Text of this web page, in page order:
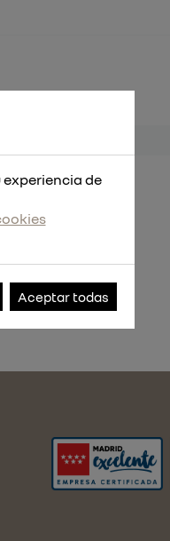
experiencia de
Aceptar todas